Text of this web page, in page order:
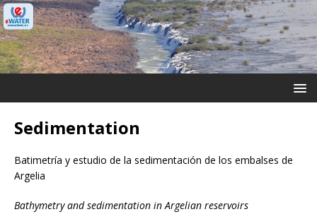
Sedimentation
Batimetría y estudio de la sedimentación de los embalses de
Argelia
Bathymetry and sedimentation in Argelian reservoirs